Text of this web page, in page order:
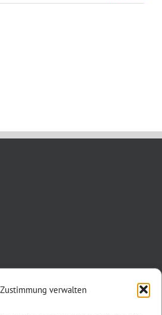
verwalten